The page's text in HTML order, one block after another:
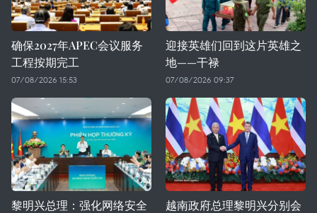
确保2027年APEC会议服务
工程按期完工
07/08/2026 15:53
迎接英雄们回到这片英雄之
地——干禄
07/08/2026 09:37
黎明兴总理：强化网络安全
越南政府总理黎明兴分别会